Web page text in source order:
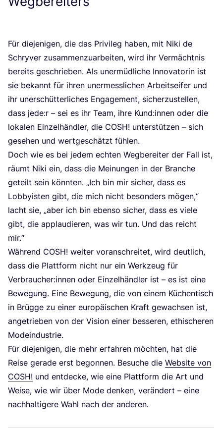
Für die­je­ni­gen, die das Pri­vi­leg haben, mit Niki de
Schry­ver zusam­men­zu­ar­bei­ten, wird ihr Ver­mächt­nis
bereits geschrie­ben. Als uner­müd­li­che Inno­va­to­rin ist
sie bekannt für ihren uner­mess­li­chen Arbeits­ei­fer und
ihr uner­schüt­ter­li­ches Enga­ge­ment, sicher­zu­stel­len,
dass jede:r – sei es ihr Team, ihre Kund:innen oder die
loka­len Ein­zel­händ­ler, die COSH! unter­stüt­zen – sich
gese­hen und wert­ge­schätzt fühlen.
Doch wie es bei jedem ech­ten Weg­be­rei­ter der Fall ist,
räumt Niki ein, dass die Mei­nun­gen in der Bran­che
geteilt sein könn­ten. „Ich bin mir sicher, dass es
Lob­by­is­ten gibt, die mich nicht beson­ders mögen,“
lacht sie, „aber ich bin eben­so sicher, dass es vie­le
gibt, die applau­die­ren, was wir tun. Und das reicht
mir.“
Wäh­rend COSH! wei­ter vor­an­schrei­tet, wird deut­lich,
dass die Platt­form nicht nur ein Werk­zeug für
Verbraucher:innen oder Ein­zel­händ­ler ist – es ist eine
Bewe­gung. Eine Bewe­gung, die von einem Küchen­tisch
in Brüg­ge zu einer euro­päi­schen Kraft gewach­sen ist,
ange­trie­ben von der Visi­on einer bes­se­ren, ethi­sche­ren
Modeindustrie.
Für die­je­ni­gen, die mehr erfah­ren möch­ten, hat die
Rei­se gera­de erst begon­nen. Besu­che die Web­site von
COSH! und ent­de­cke, wie eine Platt­form die Art und
Wei­se, wie wir über Mode den­ken, ver­än­dert – eine
nach­hal­ti­ge­re Wahl nach der anderen.